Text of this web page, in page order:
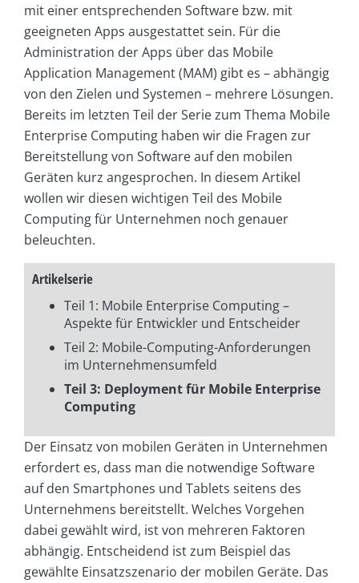
mit einer entsprechenden Software bzw. mit
geeigneten Apps ausgestattet sein. Für die
Administration der Apps über das Mobile
Application Management (MAM) gibt es – abhängig
von den Zielen und Systemen – mehrere Lösungen.
Bereits im letzten Teil der Serie zum Thema Mobile
Enterprise Computing haben wir die Fragen zur
Bereitstellung von Software auf den mobilen
Geräten kurz angesprochen. In diesem Artikel
wollen wir diesen wichtigen Teil des Mobile
Computing für Unternehmen noch genauer
beleuchten.
Artikelserie
Teil 1: Mobile Enterprise Computing –
Aspekte für Entwickler und Entscheider
Teil 2: Mobile-Computing-Anforderungen
im Unternehmensumfeld
Teil 3: Deployment für Mobile Enterprise
Computing
Der Einsatz von mobilen Geräten in Unternehmen
erfordert es, dass man die notwendige Software
auf den Smartphones und Tablets seitens des
Unternehmens bereitstellt. Welches Vorgehen
dabei gewählt wird, ist von mehreren Faktoren
abhängig. Entscheidend ist zum Beispiel das
gewählte Einsatzszenario der mobilen Geräte. Das